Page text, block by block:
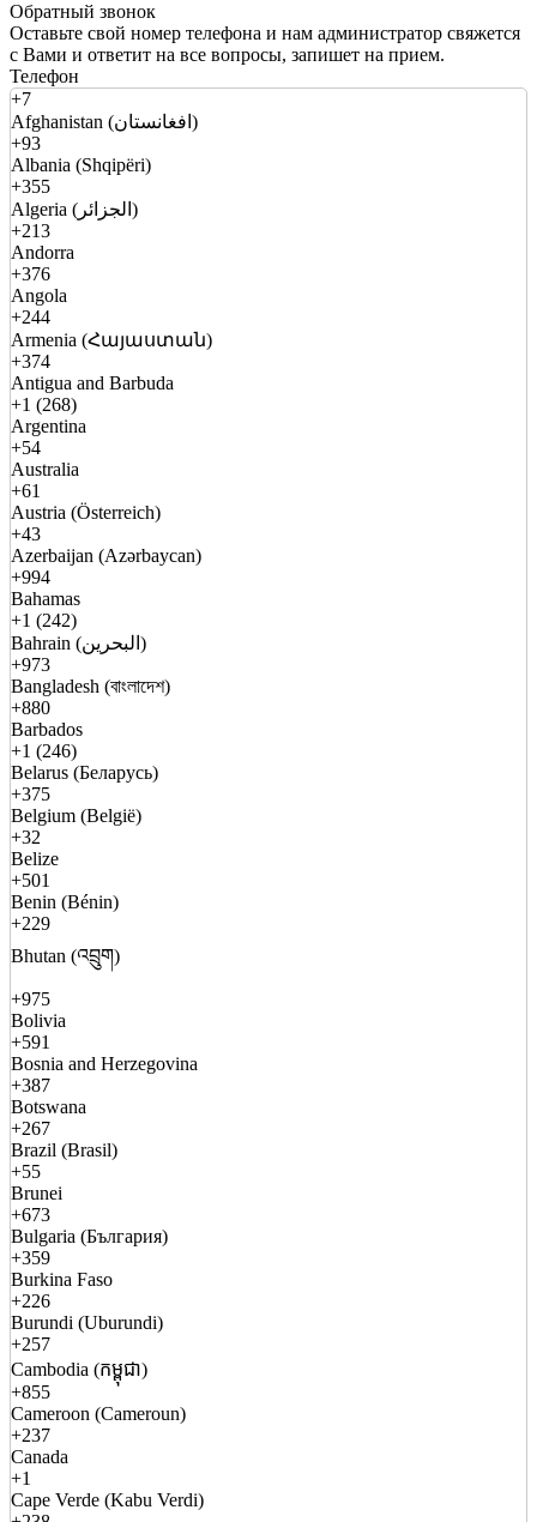
Обратный звонок
Оставьте свой номер телефона и нам администратор свяжется
с Вами и ответит на все вопросы, запишет на прием.
Телефон
+7
Afghanistan (افغانستان)
+93
Albania (Shqipëri)
+355
Algeria (الجزائر)
+213
Andorra
+376
Angola
+244
Armenia (Հայաստան)
+374
Antigua and Barbuda
+1 (268)
Argentina
+54
Australia
+61
Austria (Österreich)
+43
Azerbaijan (Azərbaycan)
+994
Bahamas
+1 (242)
Bahrain (البحرين)
+973
Bangladesh (বাংলাদেশ)
+880
Barbados
+1 (246)
Belarus (Беларусь)
+375
Belgium (België)
+32
Belize
+501
Benin (Bénin)
+229
Bhutan (འབྲུག)
+975
Bolivia
+591
Bosnia and Herzegovina
+387
Botswana
+267
Brazil (Brasil)
+55
Brunei
+673
Bulgaria (България)
+359
Burkina Faso
+226
Burundi (Uburundi)
+257
Cambodia (កម្ពុជា)
+855
Cameroon (Cameroun)
+237
Canada
+1
Cape Verde (Kabu Verdi)